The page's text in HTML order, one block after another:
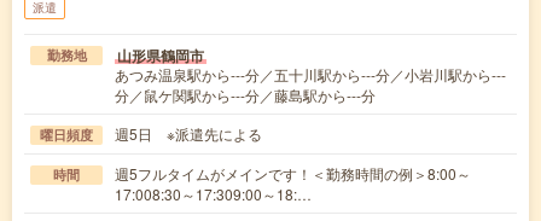
派遣
勤務地 山形県鶴岡市
あつみ温泉駅から---分／五十川駅から---分／小岩川駅から---
分／鼠ケ関駅から---分／藤島駅から---分
曜日頻度 週5日 ※派遣先による
時間
週5フルタイムがメインです！＜勤務時間の例＞8:00～
17:008:30～17:309:00～18:…